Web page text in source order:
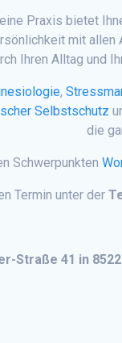
Praxisbietet
mit
Ihren Alltag und
,
Selbstschutz
die
Schwerpunkten
Termin unter der
Straße 41 in